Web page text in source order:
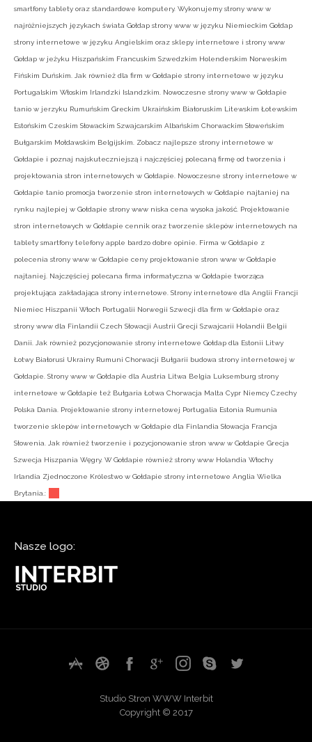
smartfony tablety oraz standardowe komputery. Wykonujemy strony www w
najróżniejszych językach świata Gołdap strony www w języku Niemieckim Gołdap
strony internetowe w języku Angielskim oraz sklepy internetowe i strony www
Gołdap w jeżyku Hiszpańskim Francuskim Szwedzkim Holenderskim Norweskim
Fińskim Duńskim. Jak również dla firm w Gołdapie strony internetowe w języku
Portugalskim Włoskim Irlandzki Islandzkim. Nowoczesne strony www w Gołdapie
tanio w jerzyku Rumuńskim Greckim Ukraińskim Białoruskim Litewskim Łotewskim
Estońskim Czeskim Słowackim Szwajcarskim Albańskim Chorwackim Słoweńskim
Bułgarskim Mołdawskim Belgijskim. Zobacz najlepsze strony internetowe w
Gołdapie i poznaj najskuteczniejszą i najczęściej polecaną firmę od tworzenia i
projektowania stron internetowych w Gołdapie. Nowoczesne strony internetowe w
Gołdapie tanio promocja tworzenie stron internetowych w Gołdapie najtaniej na
rynku najlepiej w Gołdapie strony www niska cena wysoka jakość. Projektowanie
stron internetowych w Gołdapie cennik oraz tworzenie sklepów internetowych na
tablety smartfony telefony apple bardzo dobre opinie. Firma w Gołdapie z
polecenia strony www w Gołdapie ceny projektowanie stron www w Gołdapie
najtaniej. Najczęściej polecana firma informatyczna w Gołdapie tworząca
projektująca zakładająca strony internetowe. Strony internetowe dla Anglii Francji
Niemiec Hiszpanii Włoch Portugalii Norwegii Szwecji dla firm w Gołdapie oraz
strony www dla Finlandii Czech Słowacji Austrii Grecji Szwajcarii Holandii Belgii
Danii. Jak również pozycjonowanie strony internetowe Gołdap dla Estonii Litwy
Łotwy Białorusi Ukrainy Rumuni Chorwacji Bułgarii budowa strony internetowej w
Gołdapie. Strony www w Gołdapie dla Austria Litwa Belgia Luksemburg strony
internetowe w Gołdapie też Bułgaria Łotwa Chorwacja Malta Cypr Niemcy Czechy
Polska Dania. Projektowanie strony internetowej Portugalia Estonia Rumunia
tworzenie sklepów internetowych w Gołdapie dla Finlandia Słowacja Francja
Słowenia. Jak również tworzenie i pozycjonowanie stron www w Gołdapie Grecja
Szwecja Hiszpania Węgry. W Gołdapie również strony www Holandia Włochy
Irlandia Zjednoczone Królestwo w Gołdapie strony internetowe Anglia Wielka
Brytania.:
Nasze logo:
Studio Stron WWW Interbit
Copyright © 2017